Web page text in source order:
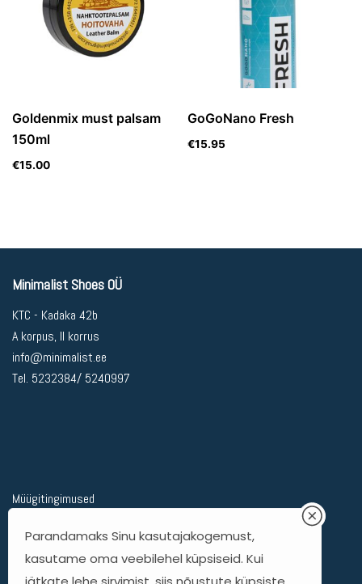
Goldenmix must palsam
150ml
€15.00
GoGoNano Fresh
€15.95
Minimalist Shoes OÜ
KTC - Kadaka 42b
A korpus, II korrus
info@minimalist.ee
Tel. 5232384/ 5240997
Müügitingimused
Kohaletoimetamine
Kauba tagastamine
Parandamaks Sinu kasutajakogemust,
kasutame oma veebilehel küpsiseid. Kui